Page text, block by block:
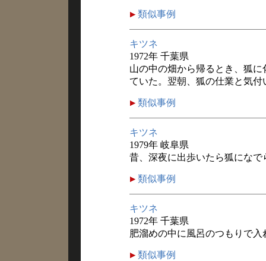
類似事例
キツネ
1972年 千葉県
山の中の畑から帰るとき、狐
ていた。翌朝、狐の仕業と気付
類似事例
キツネ
1979年 岐阜県
昔、深夜に出歩いたら狐になで
類似事例
キツネ
1972年 千葉県
肥溜めの中に風呂のつもりで
類似事例